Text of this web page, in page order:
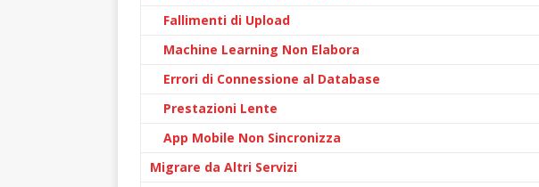
Fallimenti di Upload
Machine Learning Non Elabora
Errori di Connessione al Database
Prestazioni Lente
App Mobile Non Sincronizza
Migrare da Altri Servizi